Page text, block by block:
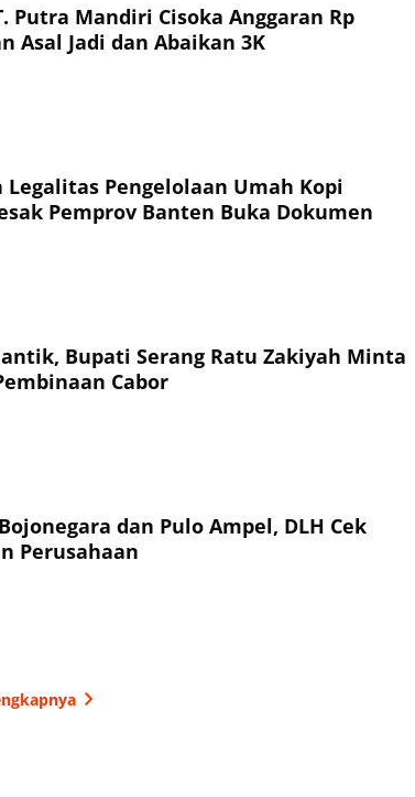
Putra Mandiri Cisoka Anggaran Rp
Asal Jadi dan Abaikan 3K
Legalitas Pengelolaan Umah Kopi
Pemprov Banten Buka Dokumen
Bupati Serang Ratu Zakiyah Minta
Cabor
dan Pulo Ampel, DLH Cek
Perusahaan